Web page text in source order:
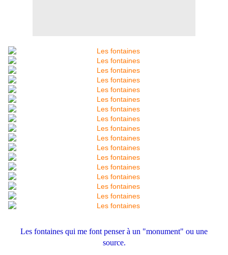
Les fontaines qui me font penser à un "monument" ou une
source.